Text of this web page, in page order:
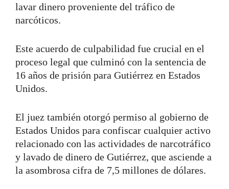
lavar dinero proveniente del tráfico de
narcóticos.
Este acuerdo de culpabilidad fue crucial en el
proceso legal que culminó con la sentencia de
16 años de prisión para Gutiérrez en Estados
Unidos.
El juez también otorgó permiso al gobierno de
Estados Unidos para confiscar cualquier activo
relacionado con las actividades de narcotráfico
y lavado de dinero de Gutiérrez, que asciende a
la asombrosa cifra de 7,5 millones de dólares.